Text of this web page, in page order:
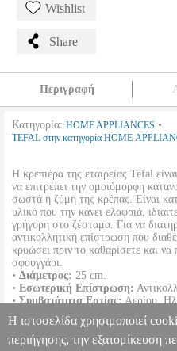
Wishlist
Share
Περιγραφή
Κατηγορία: HOME APPLIANCES •
TEFAL στην κατηγορία HOME
Η κρεπιέρα της εταιρείας Tefal
να επιτρέπει την ομοιόμορφη
σωστά η ζύμη της κρέπας. Είναι
υλικό που την κάνει ελαφριά,
γρήγορη στο ζέσταμα. Για να
αντικολλητική επίστρωση που
κρυώσει πριν το καθαρίσετε και
σφουγγάρι.
• Διάμετρος: 25 cm.
• Εσωτερική Επίστρωση:
•Συμβατότητα Εστίας:Αερίου,
•
Χρώμα: Μαύρο.
• Εγγύηση:2 χρόνια.
Η ιστοσελίδα χρησιμοποιεί
περιήγησης, την εξατομίκευση